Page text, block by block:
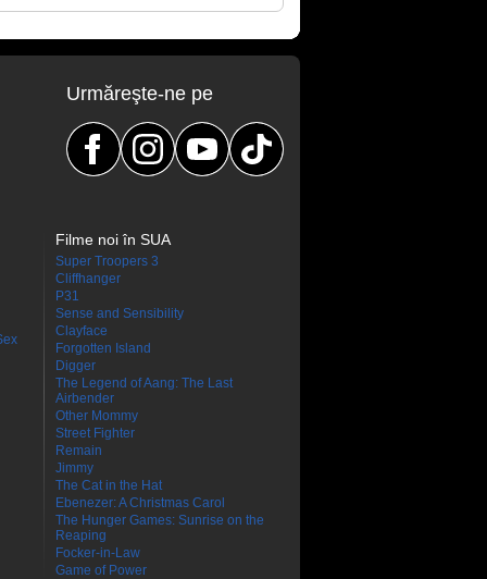
Urmăreşte-ne pe
Filme noi în SUA
Super Troopers 3
Cliffhanger
P31
Sense and Sensibility
Clayface
Forgotten Island
Digger
The Legend of Aang: The Last
Airbender
Other Mommy
Street Fighter
Remain
Jimmy
The Cat in the Hat
Ebenezer: A Christmas Carol
The Hunger Games: Sunrise on the
Reaping
Focker-in-Law
Game of Power